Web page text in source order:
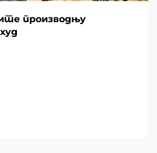
производњу